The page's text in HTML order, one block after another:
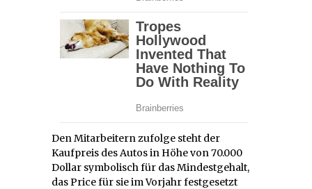
Den Mitarbeitern zufolge steht der
Kaufpreis des Autos in Höhe von 70.000
Dollar symbolisch für das Mindestgehalt,
das Price für sie im Vorjahr festgesetzt